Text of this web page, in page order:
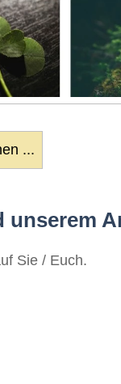
...
unserem
Sie / Euch.